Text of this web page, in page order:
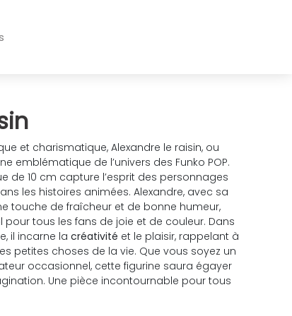
et charismatique, Alexandre le raisin, ou
emblématique de l’univers des Funko POP.
de 10 cm capture l’esprit des personnages
les histoires animées. Alexandre, avec sa
touche de fraîcheur et de bonne humeur,
tous les fans de joie et de couleur. Dans
il incarne la créativité et le plaisir, rappelant à
petites choses de la vie. Que vous soyez un
occasionnel, cette figurine saura égayer
Une pièce incontournable pour tous